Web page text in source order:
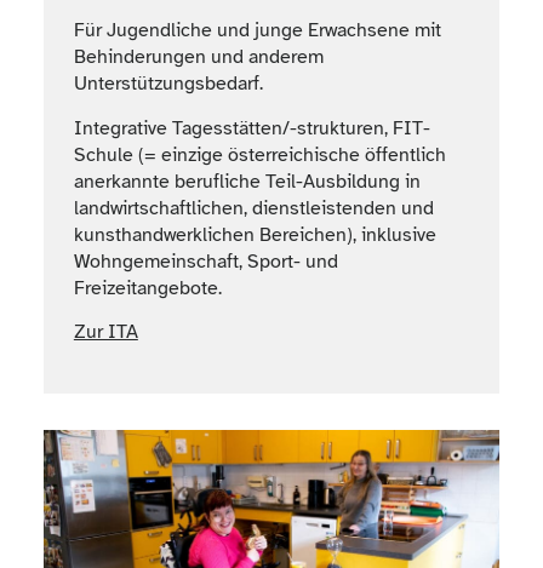
Für Jugendliche und junge Erwachsene mit
Behinderungen und anderem
Unterstützungsbedarf.
Integrative Tagesstätten/-strukturen, FIT-
Schule (= einzige österreichische öffentlich
anerkannte berufliche Teil-Ausbildung in
landwirtschaftlichen, dienstleistenden und
kunsthandwerklichen Bereichen), inklusive
Wohngemeinschaft, Sport- und
Freizeitangebote.
Zur ITA